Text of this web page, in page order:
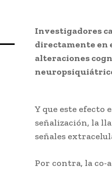
Investigadores
directamente en
alteraciones
Y que este efecto
señalización, la
señales
Por contra, la co-